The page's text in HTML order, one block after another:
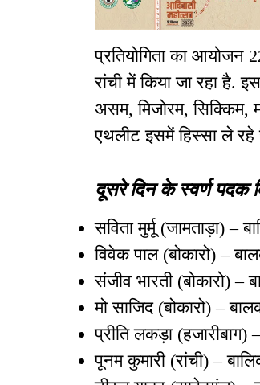
प्रतियोगिता का आयोजन
रांची में किया जा रहा है.
असम, मिजोरम,
एथलीट इसमें हिस्सा ले रहे
दूसरे दिन के स्वर्ण पदक
सविता मुर्मू (जामताड़ा) –
विवेक पाल (बोकारो) –
संजीव भारती (बोकारो) –
मो साजिद (बोकारो) –
प्रीति लकड़ा
पूनम कुमारी (रांची) –